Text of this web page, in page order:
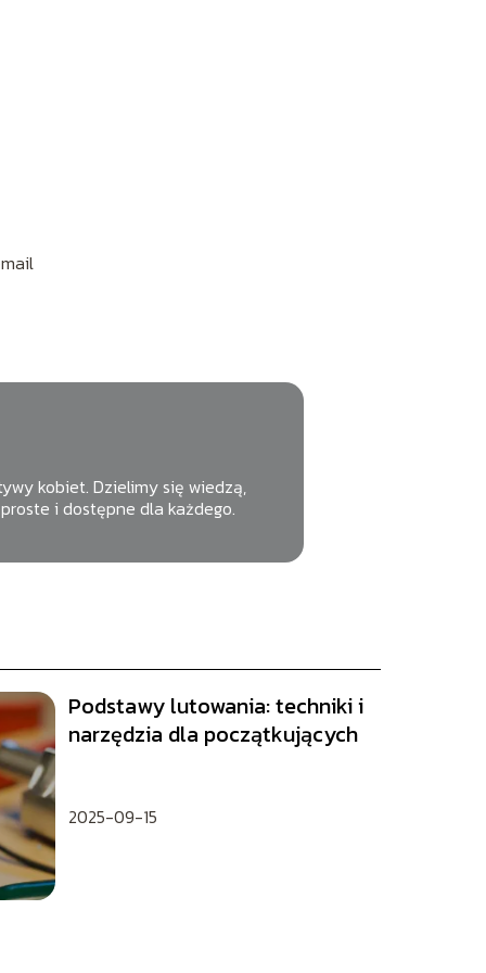
kobiet. Dzielimy się wiedzą,
i dostępne dla każdego.
Podstawy lutowania: techniki i
narzędzia dla początkujących
2025-09-15